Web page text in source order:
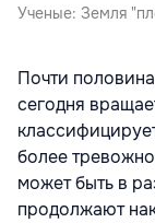
Ученые: Земля
Почти
сегодня
более
может быть в
продолжают